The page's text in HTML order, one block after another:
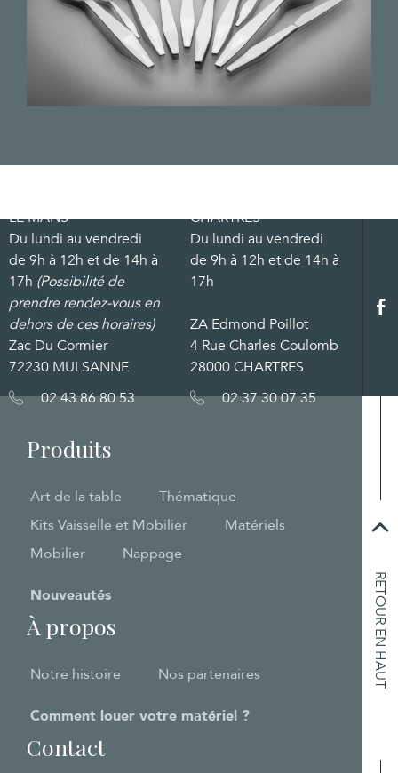
RETOUR EN HAUT
Produits
Art de la table
Thématique
Kits Vaisselle et Mobilier
Matériels
Mobilier
Nappage
Nouveautés
À propos
Notre histoire Nos partenaires
Comment louer votre matériel ?
Contact
LE MANS
Du lundi au vendredi
de 9h à 12h et de 14h à
17h (Possibilité de
prendre rendez-vous en
dehors de ces horaires)
Zac Du Cormier
72230 MULSANNE
02 43 86 80 53
CHARTRES
Du lundi au vendredi
de 9h à 12h et de 14h à
17h
ZA Edmond Poillot
4 Rue Charles Coulomb
28000 CHARTRES
02 37 30 07 35